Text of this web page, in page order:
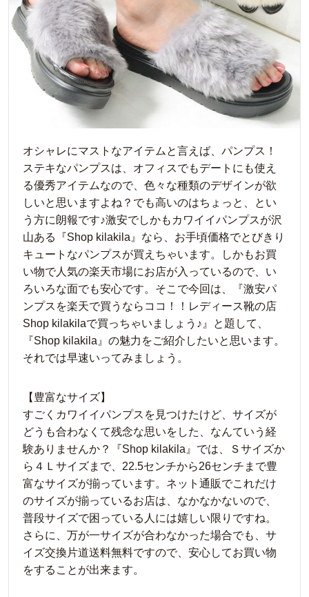
オシャレにマストなアイテムと言えば、パンプス！
ステキなパンプスは、オフィスでもデートにも使え
る優秀アイテムなので、色々な種類のデザインが欲
しいと思いますよね？でも高いのはちょっと、とい
う方に朗報です♪激安でしかもカワイイパンプスが沢
山ある『Shop kilakila』なら、お手頃価格でとびきり
キュートなパンプスが買えちゃいます。しかもお買
い物で人気の楽天市場にお店が入っているので、い
ろいろな面でも安心です。そこで今回は、『激安パ
ンプスを楽天で買うならココ！！レディース靴の店
Shop kilakilaで買っちゃいましょう♪』と題して、
『Shop kilakila』の魅力をご紹介したいと思います。
それでは早速いってみましょう。
【豊富なサイズ】
すごくカワイイパンプスを見つけたけど、サイズが
どうも合わなくて残念な思いをした、なんていう経
験ありませんか？『Shop kilakila』では、Ｓサイズか
ら４Ｌサイズまで、22.5センチから26センチまで豊
富なサイズが揃っています。ネット通販でこれだけ
のサイズが揃っているお店は、なかなかないので、
普段サイズで困っている人には嬉しい限りですね。
さらに、万が一サイズが合わなかった場合でも、サ
イズ交換片道送料無料ですので、安心してお買い物
をすることが出来ます。